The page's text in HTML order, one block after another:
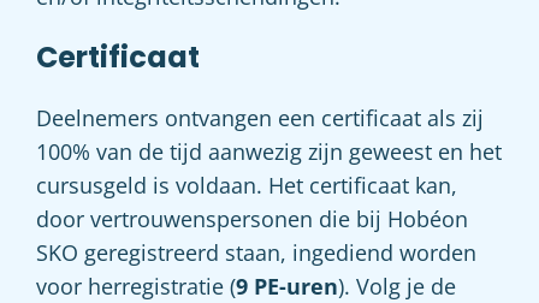
Certificaat
Deelnemers ontvangen een certificaat als zij
100% van de tijd aanwezig zijn geweest en het
cursusgeld is voldaan. Het certificaat kan,
door vertrouwenspersonen die bij Hobéon
SKO geregistreerd staan, ingediend worden
voor herregistratie (9 PE-uren). Volg je de